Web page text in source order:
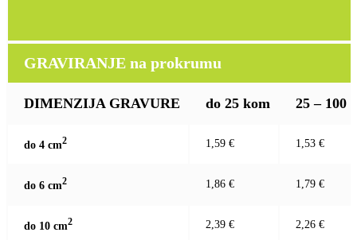
GRAVIRANJE na prokrumu
DIMENZIJA GRAVURE do 25 kom 25 – 100
do 4 cm2 1,59 € 1,53 €
do 6 cm2 1,86 € 1,79 €
do 10 cm2 2,39 € 2,26 €